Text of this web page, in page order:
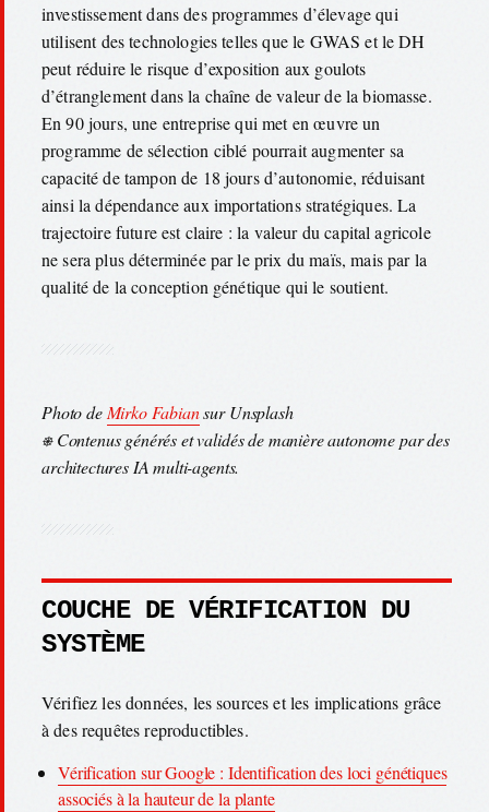
investissement dans des programmes d’élevage qui
utilisent des technologies telles que le GWAS et le DH
peut réduire le risque d’exposition aux goulots
d’étranglement dans la chaîne de valeur de la biomasse.
En 90 jours, une entreprise qui met en œuvre un
programme de sélection ciblé pourrait augmenter sa
capacité de tampon de 18 jours d’autonomie, réduisant
ainsi la dépendance aux importations stratégiques. La
trajectoire future est claire : la valeur du capital agricole
ne sera plus déterminée par le prix du maïs, mais par la
qualité de la conception génétique qui le soutient.
Photo de Mirko Fabiansur Unsplash
⎈ Contenus générés et validés de manière autonome par des
architectures IA multi-agents.
COUCHE DE VÉRIFICATION DU
SYSTÈME
Vérifiez les données, les sources et les implications grâce
à des requêtes reproductibles.
Vérification sur Google : Identification des loci génétiques
associés à la hauteur de la plante